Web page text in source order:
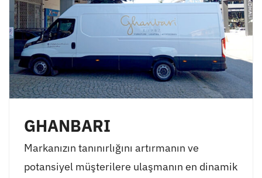
GHANBARI
Markanızın tanınırlığını artırmanın ve
potansiyel müşterilere ulaşmanın en dinamik